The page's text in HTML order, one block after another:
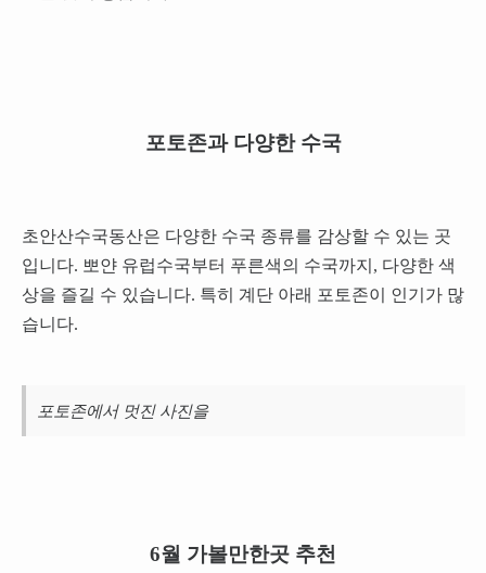
포토존과 다양한 수국
초안산수국동산은 다양한 수국 종류를 감상할 수 있는 곳
입니다. 뽀얀 유럽수국부터 푸른색의 수국까지, 다양한 색
상을 즐길 수 있습니다. 특히 계단 아래 포토존이 인기가 많
습니다.
포토존에서 멋진 사진을
6월 가볼만한곳 추천